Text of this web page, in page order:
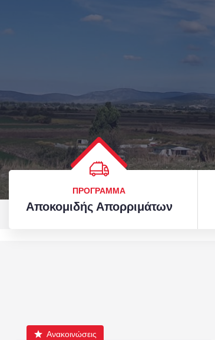
ΠΡΟΓΡΑΜΜΑ
Αποκομιδής Απορριμάτων
Ανακοινώσεις